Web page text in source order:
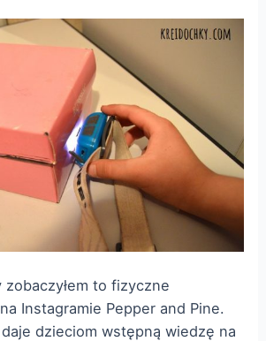
zobaczyłem to fizyczne
Instagramie Pepper and Pine.
dzieciom wstępną wiedzę na